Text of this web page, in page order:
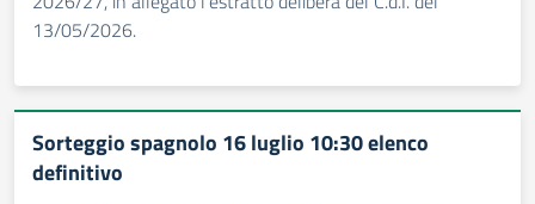
13/05/2026.
Sorteggio spagnolo 16 luglio 10:30 elenco
definitivo